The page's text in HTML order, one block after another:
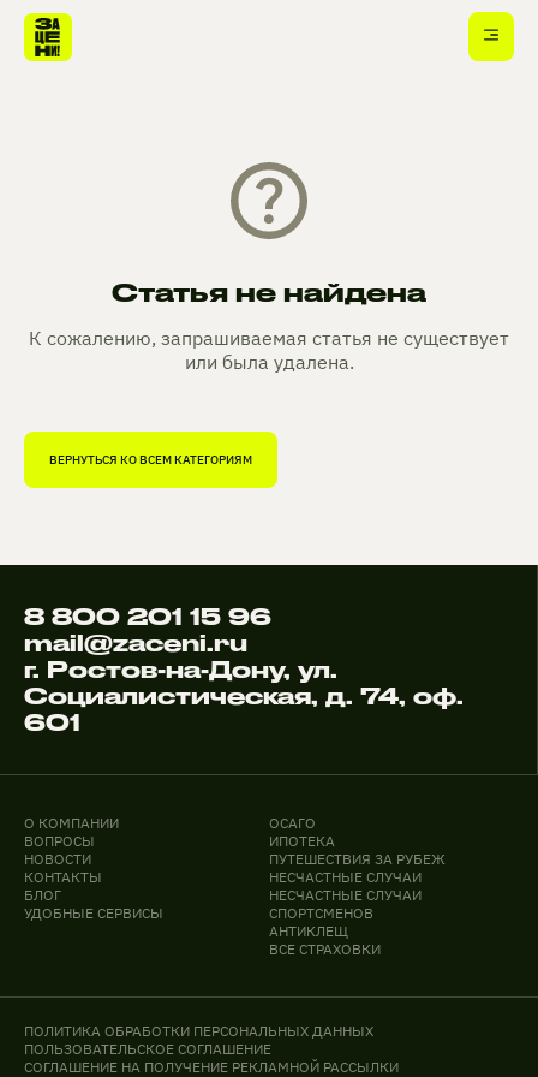
Статья не найдена
К сожалению, запрашиваемая статья не существует
или была удалена.
ВЕРНУТЬСЯ КО ВСЕМ КАТЕГОРИЯМ
8 800 201 15 96
mail@zaceni.ru
г. Ростов-на-Дону, ул.
Социалистическая, д. 74, оф.
601
О КОМПАНИИ
ВОПРОСЫ
НОВОСТИ
КОНТАКТЫ
БЛОГ
УДОБНЫЕ СЕРВИСЫ
ОСАГО
ИПОТЕКА
ПУТЕШЕСТВИЯ ЗА РУБЕЖ
НЕСЧАСТНЫЕ СЛУЧАИ
НЕСЧАСТНЫЕ СЛУЧАИ
СПОРТСМЕНОВ
АНТИКЛЕЩ
ВСЕ СТРАХОВКИ
ПОЛИТИКА ОБРАБОТКИ ПЕРСОНАЛЬНЫХ ДАННЫХ
ПОЛЬЗОВАТЕЛЬСКОЕ СОГЛАШЕНИЕ
СОГЛАШЕНИЕ НА ПОЛУЧЕНИЕ РЕКЛАМНОЙ РАССЫЛКИ